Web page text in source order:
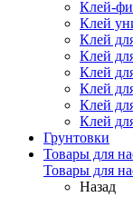
Клей-
Клей
Клей
Клей
Клей
Клей
Клей
Клей
Грунтовки
Товары для
Товары для
Назад